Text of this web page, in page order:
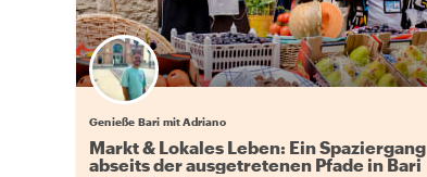
Genieße Bari mit Adriano
Markt & Lokales Leben: Ein Spaziergang
abseits der ausgetretenen Pfade in Bari